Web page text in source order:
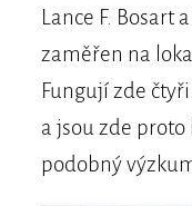
Lance F. Bosart
zaměřen na
Fungují zde
a jsou zde
podobný